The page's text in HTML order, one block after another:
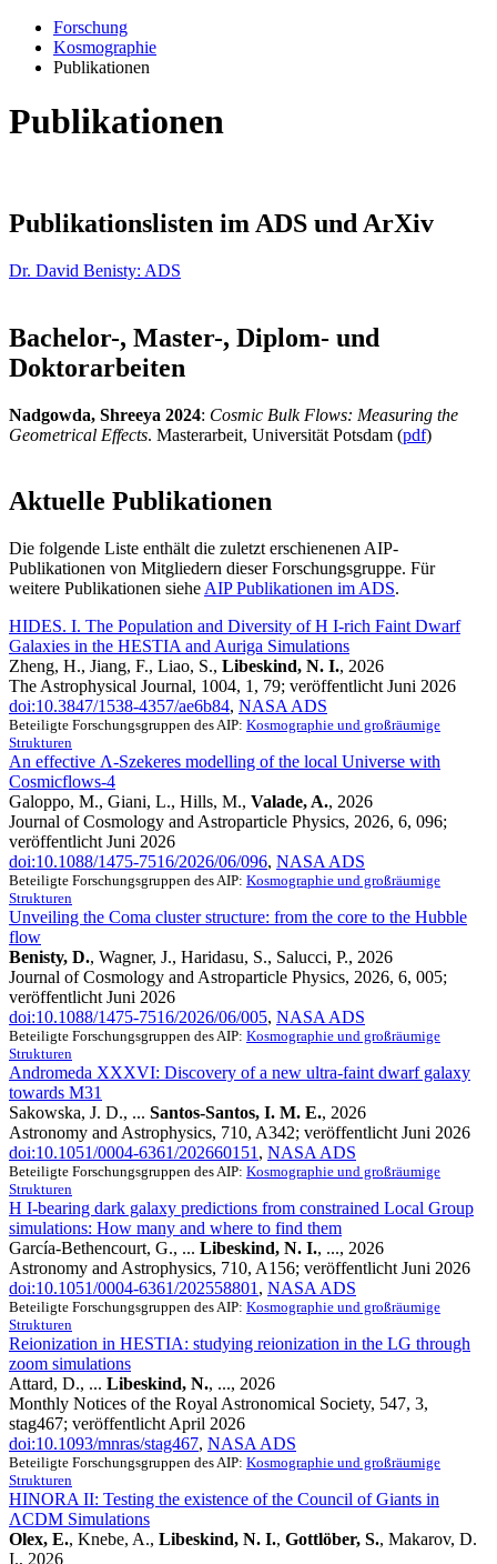
Forschung
Kosmographie
Publikationen
Publikationen
Publikationslisten im ADS und ArXiv
Dr. David Benisty: ADS
Bachelor-, Master-, Diplom- und
Doktorarbeiten
Nadgowda, Shreeya 2024: Cosmic Bulk Flows: Measuring the
Geometrical Effects. Masterarbeit, Universität Potsdam (pdf)
Aktuelle Publikationen
Die folgende Liste enthält die zuletzt erschienenen AIP-
Publikationen von Mitgliedern dieser Forschungsgruppe. Für
weitere Publikationen siehe AIP Publikationen im ADS.
HIDES. I. The Population and Diversity of H I-rich Faint Dwarf
Galaxies in the HESTIA and Auriga Simulations
Zheng, H., Jiang, F., Liao, S., Libeskind, N. I., 2026
The Astrophysical Journal, 1004, 1, 79; veröffentlicht Juni 2026
doi:10.3847/1538-4357/ae6b84, NASA ADS
Beteiligte Forschungsgruppen des AIP: Kosmographie und großräumige
Strukturen
An effective Λ-Szekeres modelling of the local Universe with
Cosmicflows-4
Galoppo, M., Giani, L., Hills, M., Valade, A., 2026
Journal of Cosmology and Astroparticle Physics, 2026, 6, 096;
veröffentlicht Juni 2026
doi:10.1088/1475-7516/2026/06/096, NASA ADS
Beteiligte Forschungsgruppen des AIP: Kosmographie und großräumige
Strukturen
Unveiling the Coma cluster structure: from the core to the Hubble
flow
Benisty, D., Wagner, J., Haridasu, S., Salucci, P., 2026
Journal of Cosmology and Astroparticle Physics, 2026, 6, 005;
veröffentlicht Juni 2026
doi:10.1088/1475-7516/2026/06/005, NASA ADS
Beteiligte Forschungsgruppen des AIP: Kosmographie und großräumige
Strukturen
Andromeda XXXVI: Discovery of a new ultra-faint dwarf galaxy
towards M31
Sakowska, J. D., ... Santos-Santos, I. M. E., 2026
Astronomy and Astrophysics, 710, A342; veröffentlicht Juni 2026
doi:10.1051/0004-6361/202660151 , NASA ADS
Beteiligte Forschungsgruppen des AIP: Kosmographie und großräumige
Strukturen
H I-bearing dark galaxy predictions from constrained Local Group
simulations: How many and where to find them
García-Bethencourt, G., ... Libeskind, N. I., ..., 2026
Astronomy and Astrophysics, 710, A156; veröffentlicht Juni 2026
doi:10.1051/0004-6361/202558801 , NASA ADS
Beteiligte Forschungsgruppen des AIP: Kosmographie und großräumige
Strukturen
Reionization in HESTIA: studying reionization in the LG through
zoom simulations
Attard, D., ... Libeskind, N., ..., 2026
Monthly Notices of the Royal Astronomical Society, 547, 3,
stag467; veröffentlicht April 2026
doi:10.1093/mnras/stag467, NASA ADS
Beteiligte Forschungsgruppen des AIP: Kosmographie und großräumige
Strukturen
HINORA II: Testing the existence of the Council of Giants in
ΛCDM Simulations
Olex, E., Knebe, A., Libeskind, N. I., Gottlöber, S., Makarov, D.
I., 2026